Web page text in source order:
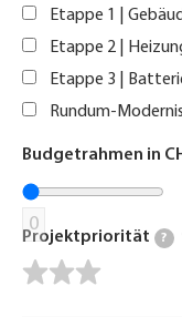
Etappe 1 |
Etappe 2 |
Etappe 3 |
Rundum-
Budgetrahmen in
0
Projektpriorität ?